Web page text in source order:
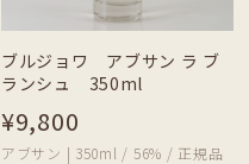
ブルジョワ アブサン ラ ブ
ランシュ 350ml
¥9,800
アブサン | 350ml / 56% / 正規品